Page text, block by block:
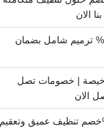
الان
مقاول ترميم الرياض خصم 40% ترميم شامل بضمان
| خصومات تصل
فرشات بالرياض بـ 40%خصم تنظيف عميق وتعقيم